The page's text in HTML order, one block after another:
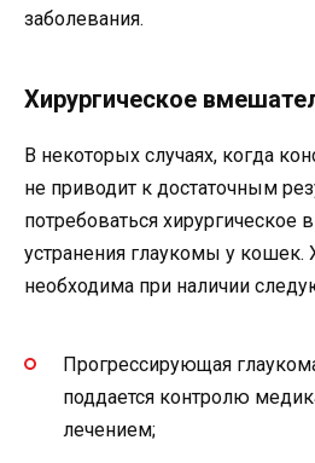
заболевания.
Хирургическое
В некоторых случаях, когда
не приводит к достаточным
потребоваться хирургическое
устранения глаукомы у кошек.
необходима при наличии
Прогрессирующая
поддается контролю
лечением;